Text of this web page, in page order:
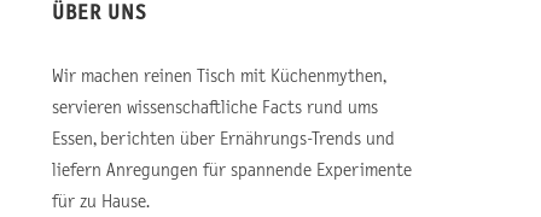
ÜBER UNS
Wir machen reinen Tisch mit Küchenmythen,
servieren wissenschaftliche Facts rund ums
Essen, berichten über Ernährungs-Trends und
liefern Anregungen für spannende Experimente
für zu Hause.